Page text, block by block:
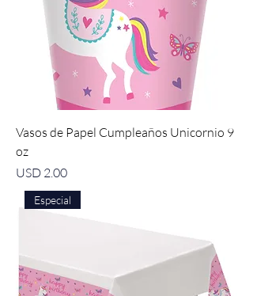
Vasos de Papel Cumpleaños Unicornio 9
oz
Precio
USD 2.00
Especial